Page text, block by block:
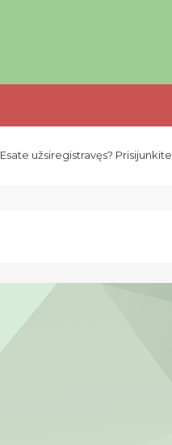
Esate užsiregistravęs? Prisijunkite